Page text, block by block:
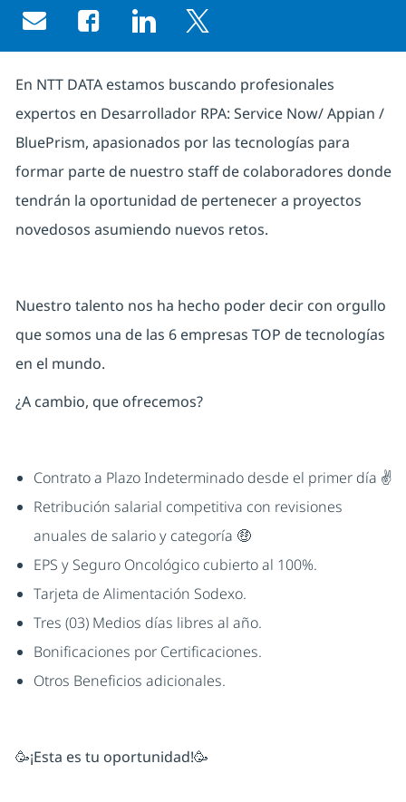
Share via email
Share via Facebook
Share via LinkedIn
Share via twitter
En NTT DATA estamos buscando profesionales
expertos en Desarrollador RPA: Service Now/ Appian /
BluePrism, apasionados por las tecnologías para
formar parte de nuestro staff de colaboradores donde
tendrán la oportunidad de pertenecer a proyectos
novedosos asumiendo nuevos retos.
Nuestro talento nos ha hecho poder decir con orgullo
que somos una de las 6 empresas TOP de tecnologías
en el mundo.
¿A cambio, que ofrecemos?
Contrato a Plazo Indeterminado desde el primer día ✌
Retribución salarial competitiva con revisiones
anuales de salario y categoría 🤑
EPS y Seguro Oncológico cubierto al 100%.
Tarjeta de Alimentación Sodexo.
Tres (03) Medios días libres al año.
Bonificaciones por Certificaciones.
Otros Beneficios adicionales.
🥳¡Esta es tu oportunidad!🥳